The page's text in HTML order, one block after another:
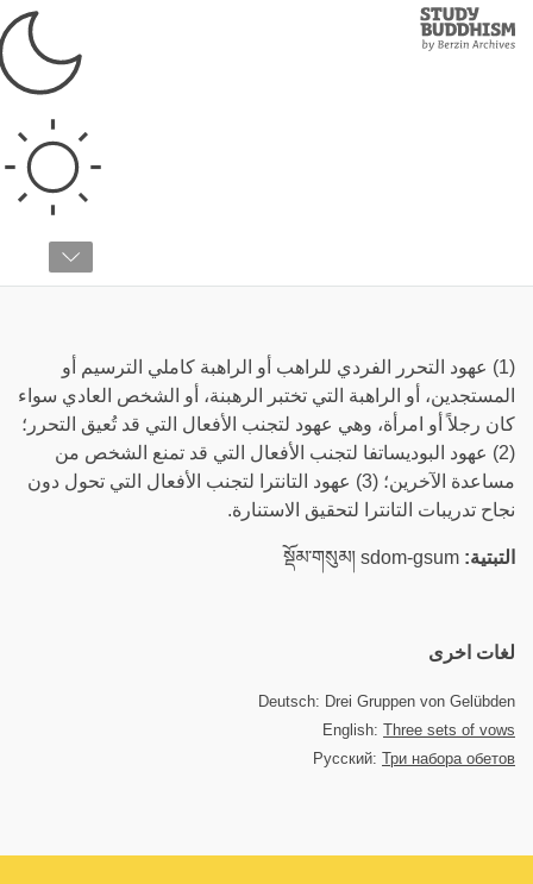
Study
Buddhism
مجموعات العهود الثلاثة
(1) عهود التحرر الفردي للراهب أو الراهبة كاملي الترسيم أو
المستجدين، أو الراهبة التي تختبر الرهبنة، أو الشخص العادي سواء
كان رجلاً أو امرأة، وهي عهود لتجنب الأفعال التي قد تُعيق التحرر؛
(2) عهود البوديساتفا لتجنب الأفعال التي قد تمنع الشخص من
مساعدة الآخرين؛ (3) عهود التانترا لتجنب الأفعال التي تحول دون
نجاح تدريبات التانترا لتحقيق الاستنارة.
التبتية:
لغات اخرى
Deutsch: Drei Gruppen von Gelübden
English: Three sets of vows
Русский: Три набора обетов